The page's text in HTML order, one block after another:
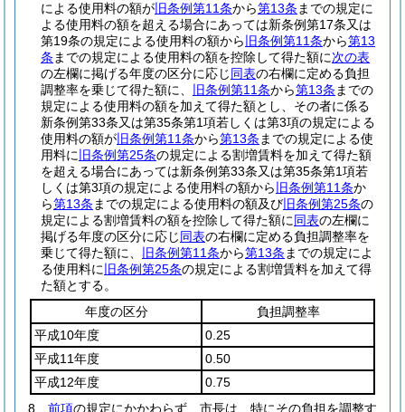
による使用料の額が 旧条例第11条から第13条 までの規定に
よる使用料の額を超える場合にあっては新条例第17条又は
第19条の規定による使用料の額から 旧条例第11条から第13
条 までの規定による使用料の額を控除して得た額に次の表
の左欄に掲げる年度の区分に応じ同表の右欄に定める負担
調整率を乗じて得た額に、
旧条例第11条から第13条 までの
規定による使用料の額を加えて得た額とし、その者に係る
新条例第33条又は第35条第1項若しくは第3項の規定による
使用料の額が 旧条例第11条から第13条 までの規定による使
用料に 旧条例第25条の規定による割増賃料を加えて得た額
を超える場合にあっては新条例第33条又は第35条第1項若
しくは第3項の規定による使用料の額から 旧条例第11条か
ら第13条 までの規定による使用料の額及び 旧条例第25条の
規定による割増賃料の額を控除して得た額に同表の左欄に
掲げる年度の区分に応じ同表の右欄に定める負担調整率を
乗じて得た額に、
旧条例第11条から第13条 までの規定によ
る使用料に 旧条例第25条の規定による割増賃料を加えて得
た額とする。
年度の区分
負担調整率
平成10年度
0.25
平成11年度
0.50
平成12年度
0.75
8
前項の規定にかかわらず、市長は、特にその負担を調整す